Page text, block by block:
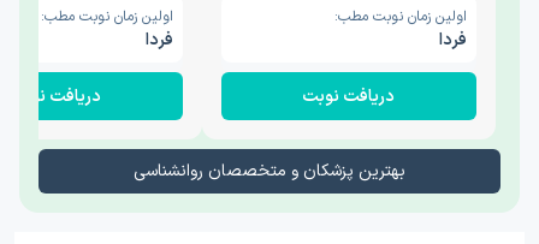
اولین زمان نوبت مطب:
فردا
دریافت نوبت
اولین زمان نوبت مطب:
فردا
دریافت نوبت
بهترین پزشکان و متخصصان روانشناسی